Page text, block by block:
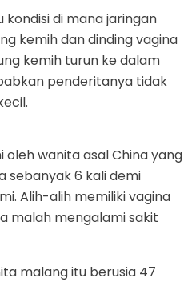
di mana jaringan
kemih dan dinding vagina
kemih turun ke dalam
penderitanya tidak
oleh wanita asal China yang
sebanyak 6 kali demi
Alih-alih memiliki vagina
malah mengalami sakit
malang itu berusia 47